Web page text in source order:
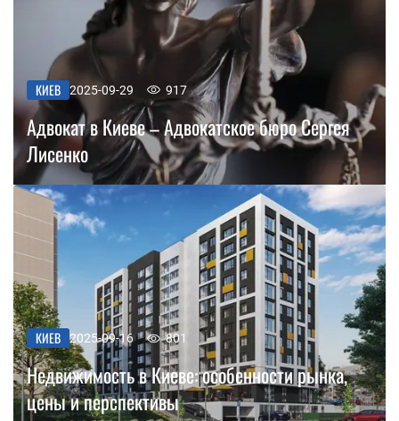
КИЕВ 2025-09-29 917
Адвокат в Киеве – Адвокатское бюро Сергея
Лисенко
КИЕВ 2025-09-16 801
Недвижимость в Киеве: особенности рынка,
цены и перспективы